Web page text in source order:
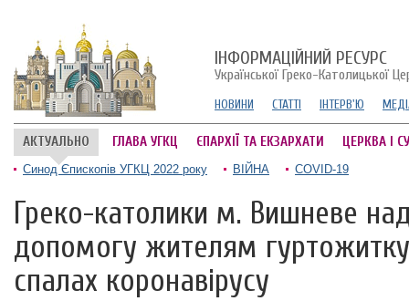
ІНФОРМАЦІЙНИЙ РЕСУРС
Української Греко-Католицької
НОВИНИ СТАТТІ ІНТЕРВ'Ю
АКТУАЛЬНО ГЛАВА УГКЦ ЄПАРХІЇ ТА ЕКЗАРХАТИ ЦЕРКВА І
Синод Єпископів УГКЦ 2022 року ВІЙНА COVID-19
Греко-католики м. Вишневе
допомогу жителям
спалах коронавірусу